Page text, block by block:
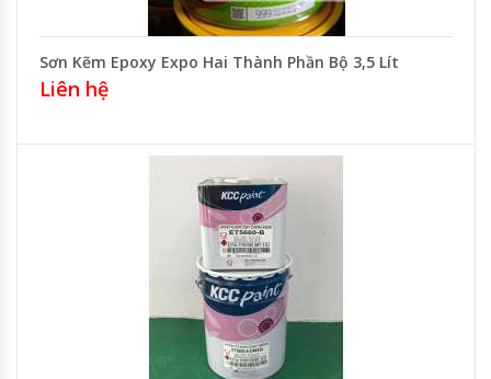
Sơn Kẽm Epoxy Expo Hai Thành Phần Bộ 3,5 Lít
Liên hệ